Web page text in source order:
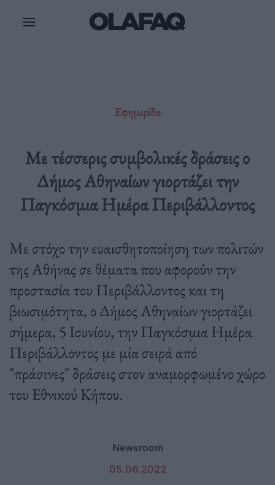
Εφημερίδα
Με τέσσερις συμβολικές δράσεις ο
Δήμος Αθηναίων γιορτάζει την
Παγκόσμια Ημέρα Περιβάλλοντος
Με στόχο την ευαισθητοποίηση των πολιτών
της Αθήνας σε θέματα που αφορούν την
προστασία του Περιβάλλοντος και τη
βιωσιμότητα, ο Δήμος Αθηναίων γιορτάζει
σήμερα, 5 Ιουνίου, την Παγκόσμια Ημέρα
Περιβάλλοντος με μία σειρά από
"πράσινες" δράσεις στον αναμορφωμένο χώρο
του Εθνικού Κήπου.
Newsroom
05.06.2022